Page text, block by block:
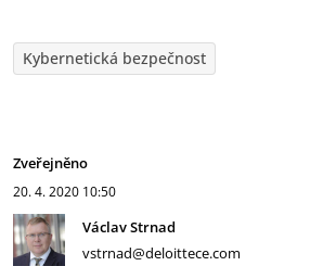
Kybernetická bezpečnost
Zveřejněno
20. 4. 2020 10:50
Václav Strnad
vstrnad@deloittece.com